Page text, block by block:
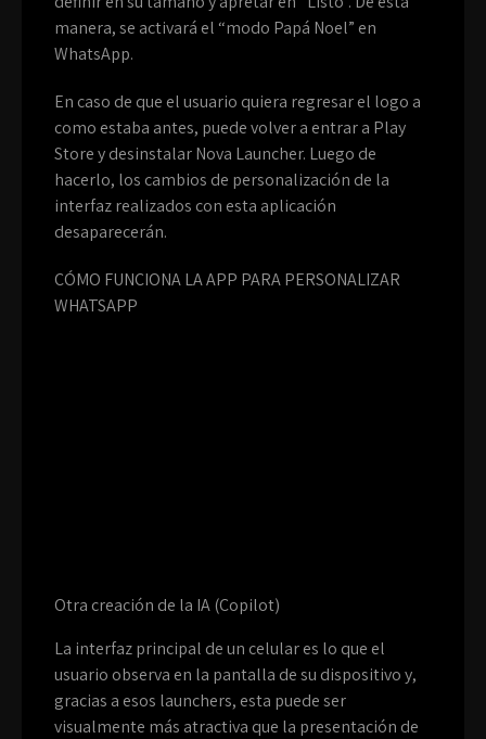
manera, se activará el “modo Papá Noel” en
WhatsApp.
En caso de que el usuario quiera regresar el logo a
como estaba antes, puede volver a entrar a Play
Store y desinstalar Nova Launcher. Luego de
hacerlo, los cambios de personalización de la
interfaz realizados con esta aplicación
desaparecerán.
CÓMO FUNCIONA LA APP PARA PERSONALIZAR
WHATSAPP
Otra creación de la IA (Copilot)
La interfaz principal de un celular es lo que el
usuario observa en la pantalla de su dispositivo y,
gracias a esos launchers, esta puede ser
visualmente más atractiva que la presentación de